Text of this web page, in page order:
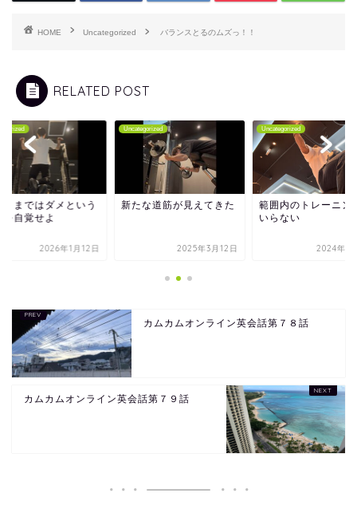
HOME Uncategorized バランスとるのムズっ！！
RELATED POST
ままではダメという
を自覚せよ
2026年1月12日
Uncategorized
新たな道筋が見えてきた
2025年3月12日
Uncategorized
範囲内のトレーニン
いらない
2024年3
カムカムオンライン英会話第７８話
カムカムオンライン英会話第７９話